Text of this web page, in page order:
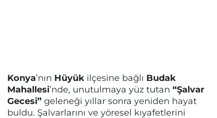
Konya’nın Hüyük ilçesine bağlı Budak
Mahallesi’nde, unutulmaya yüz tutan “Şalvar
Gecesi” geleneği yıllar sonra yeniden hayat
buldu. Şalvarlarını ve yöresel kıyafetlerini